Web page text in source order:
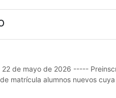
de mayo de 2026 -----
matrícula alumnos nuevos